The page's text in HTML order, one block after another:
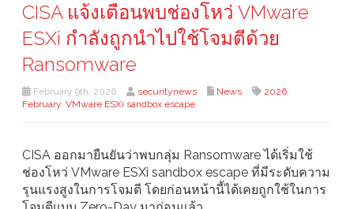
CISA แจ้งเตือนพบช่องโหว่ VMware
ESXi กำลังถูกนำไปใช้โจมตีด้วย
Ransomware
February 9th, 2026 securitynews News 2026,
February, VMware ESXi sandbox escape
CISA ออกมายืนยันว่าพบกลุ่ม Ransomware ได้เริ่มใช้
ช่องโหว่ VMware ESXi sandbox escape ที่มีระดับความ
รุนแรงสูงในการโจมตี โดยก่อนหน้านี้ได้เคยถูกใช้ในการ